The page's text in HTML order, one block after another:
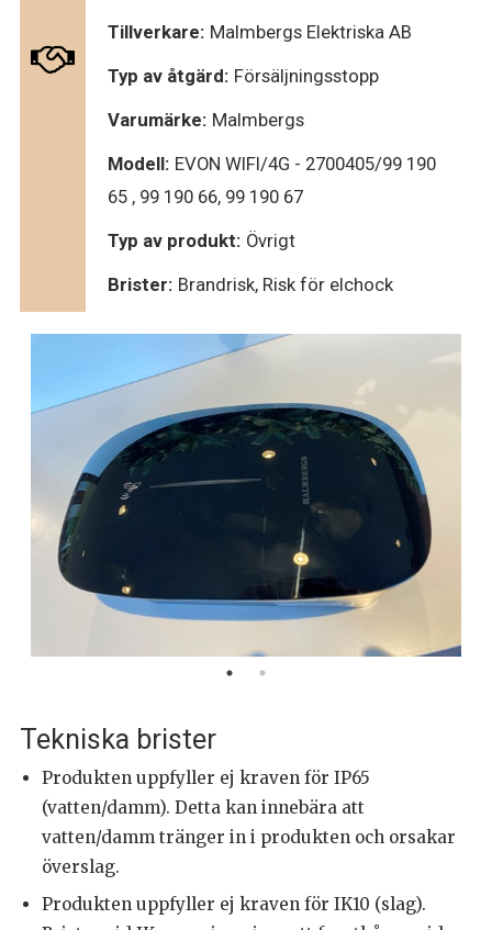
Tillverkare: Malmbergs Elektriska AB
Typ av åtgärd: Försäljningsstopp
Varumärke: Malmbergs
Modell: EVON WIFI/4G - 2700405/99 190
65 , 99 190 66, 99 190 67
Typ av produkt: Övrigt
Brister: Brandrisk, Risk för elchock
Tekniska brister
Produkten uppfyller ej kraven för IP65
(vatten/damm). Detta kan innebära att
vatten/damm tränger in i produkten och orsakar
överslag.
Produkten uppfyller ej kraven för IK10 (slag).